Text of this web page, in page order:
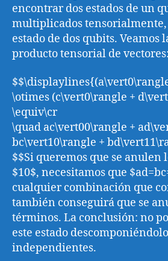
encontrar dos estados de un
multiplicados tensorialmente,
estado de dos qubits. Veamos
producto tensorial de vectores:
\otimes (c\vert0\rangle +
\equiv\cr
\quad ac\vert00\rangle +
bc\vert10\rangle +
$$Si queremos que se anulen
$10$, necesitamos que
cualquier combinación que
también conseguirá que se
términos. La conclusión: no
este estado
independientes.